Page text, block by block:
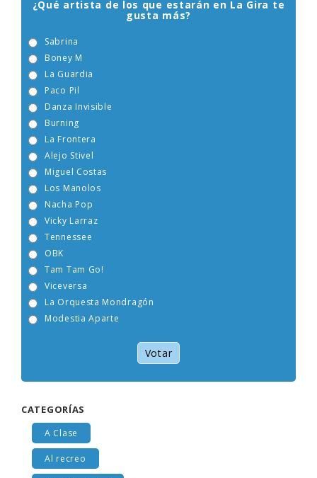
¿Qué artista de los que estarán en La Gira te
gusta más?
Sabrina
Boney M
La Guardia
Paco Pil
Danza Invisible
Burning
La Frontera
Alejo Stivel
Miguel Costas
Los Manolos
Nacha Pop
Vicky Larraz
Tennessee
OBK
Tam Tam Go!
Viceversa
La Orquesta Mondragón
Modestia Aparte
Votar
CATEGORÍAS
A Clase
Al recreo